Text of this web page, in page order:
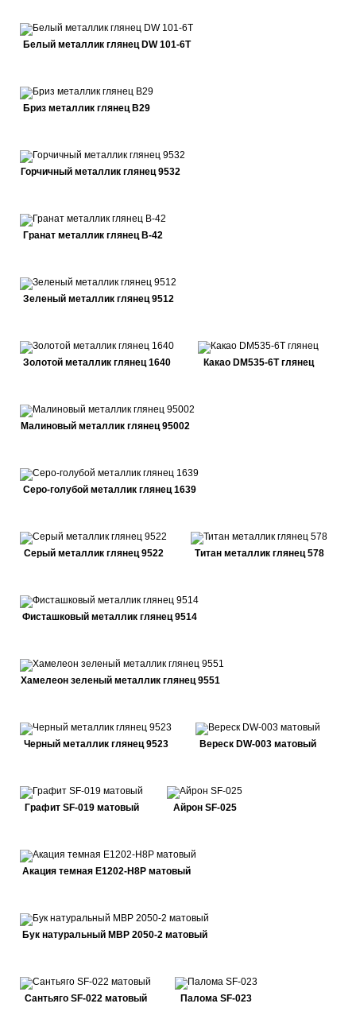
Белый металлик глянец DW 101-6T
Бриз металлик глянец В29
Горчичный металлик глянец 9532
Гранат металлик глянец В-42
Зеленый металлик глянец 9512
Золотой металлик глянец 1640 Какао DM535-6Т глянец
Малиновый металлик глянец 95002
Серо-голубой металлик глянец 1639
Серый металлик глянец 9522 Титан металлик глянец 578
Фисташковый металлик глянец 9514
Хамелеон зеленый металлик глянец 9551
Черный металлик глянец 9523 Вереск DW-003 матовый
Графит SF-019 матовый Айрон SF-025
Акация темная E1202-H8P матовый
Бук натуральный MBP 2050-2 матовый
Сантьяго SF-022 матовый Палома SF-023